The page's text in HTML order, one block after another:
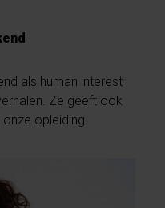
als human interest
Ze geeft ook
opleiding.